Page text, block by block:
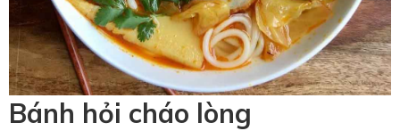
Bánh hỏi cháo lòng